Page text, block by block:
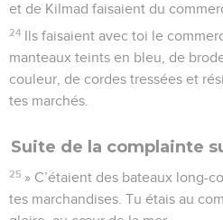
et de Kilmad faisaient du
24 Ils faisaient avec toi le
manteaux teints en bleu, de
couleur, de cordes tressées et
tes marchés.
Suite de la complainte
25 » C’étaient des bateaux long-
tes marchandises. Tu étais au